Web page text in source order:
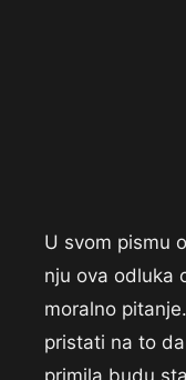
U svom pismu
nju ova odluka
moralno
pristati na to